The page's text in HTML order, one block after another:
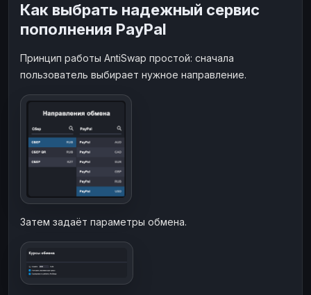
Как выбрать надежный сервис
пополнения PayPal
Принцип работы AntiSwap простой: сначала
пользователь выбирает нужное направление.
Затем задаёт параметры обмена.